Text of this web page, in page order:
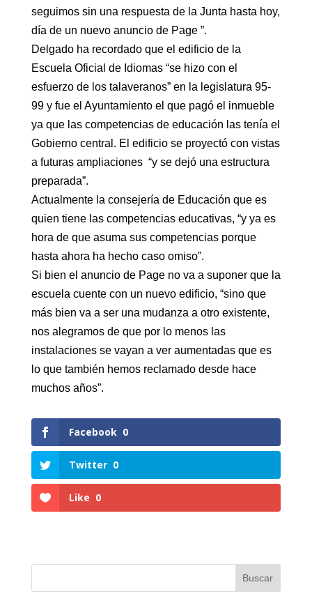
seguimos sin una respuesta de la Junta hasta hoy,
día de un nuevo anuncio de Page ”.
Delgado ha recordado que el edificio de la
Escuela Oficial de Idiomas “se hizo con el
esfuerzo de los talaveranos” en la legislatura 95-
99 y fue el Ayuntamiento el que pagó el inmueble
ya que las competencias de educación las tenía el
Gobierno central. El edificio se proyectó con vistas
a futuras ampliaciones “y se dejó una estructura
preparada”.
Actualmente la consejería de Educación que es
quien tiene las competencias educativas, “y ya es
hora de que asuma sus competencias porque
hasta ahora ha hecho caso omiso”.
Si bien el anuncio de Page no va a suponer que la
escuela cuente con un nuevo edificio, “sino que
más bien va a ser una mudanza a otro existente,
nos alegramos de que por lo menos las
instalaciones se vayan a ver aumentadas que es
lo que también hemos reclamado desde hace
muchos años”.
Facebook 0
Twitter 0
Like 0